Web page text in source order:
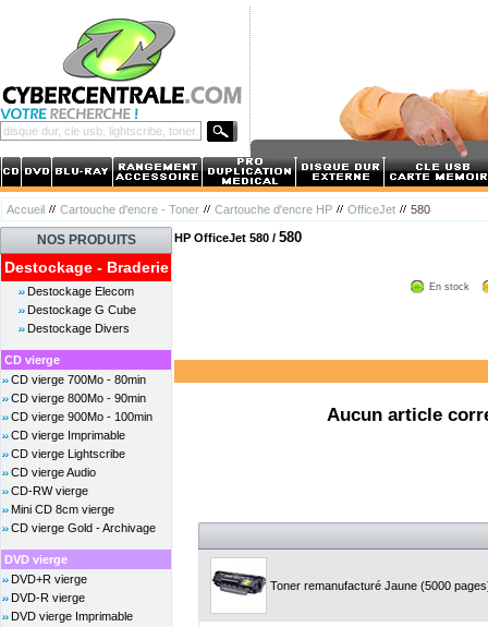
Accueil Cartouche d'encre - Toner Cartouche d'encre HP OfficeJet 580
NOS PRODUITS
Destockage - Braderie
Destockage Elecom
Destockage G Cube
Destockage Divers
CD vierge
CD vierge 700Mo - 80min
CD vierge 800Mo - 90min
CD vierge 900Mo - 100min
CD vierge Imprimable
CD vierge Lightscribe
CD vierge Audio
CD-RW vierge
Mini CD 8cm vierge
CD vierge Gold - Archivage
DVD vierge
DVD+R vierge
DVD-R vierge
DVD vierge Imprimable
HP OfficeJet 580 / 580
En stock
Aucun article
Toner remanufacturé Jaune (5000